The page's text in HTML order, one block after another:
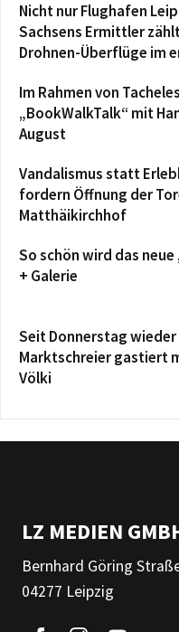
Nicht nur Flughafen
Sachsens Ermittler
Drohnen-Überflüge im
Im Rahmen von
„BookWalkTalk“ mit
August
Vandalismus statt
fordern Öffnung der
Matthäikirchhof
So schön wird das
+ Galerie
Seit Donnerstag
Marktschreier gastiert
Völki
LZ MEDIEN
Bernhard Göring
04277 Leipzig